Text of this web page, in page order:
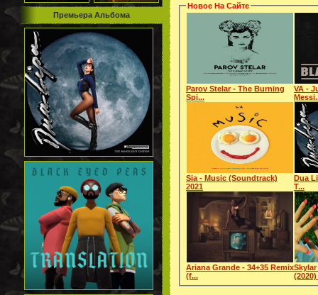
Премьера Альбома
Новое На Сайте
Parov Stelar - The Burning
Spi...
VA -
Sia - Music (Soundtrack)
2021
Dua
T...
Ariana Grande - 34+35 Remix
(f...
(2020)